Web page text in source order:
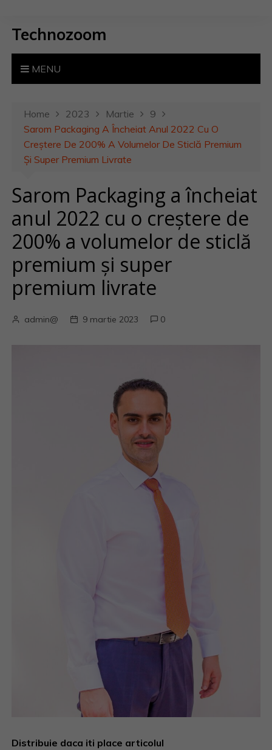
Technozoom
MENU
Home 2023 Martie
9
Sarom Packaging A Încheiat Anul 2022 Cu O
Creștere De 200% A Volumelor De Sticlă Premium
Și Super Premium Livrate
Sarom Packaging a încheiat
anul 2022 cu o creștere de
200% a volumelor de sticlă
premium și super
premium livrate
admin@ 9 martie 2023 0
Distribuie daca iti place articolul